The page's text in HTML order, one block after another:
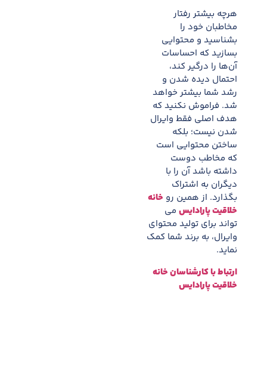
هرچه بیشتر رفتار
مخاطبان خود را
بشناسید و محتوایی
بسازید که احساسات
آن‌ها را درگیر کند،
احتمال دیده شدن و
رشد شما بیشتر خواهد
شد. فراموش نکنید که
هدف اصلی فقط وایرال
شدن نیست؛ بلکه
ساختن محتوایی است
که مخاطب دوست
داشته باشد آن را با
دیگران به اشتراک
بگذارد. از همین رو خانه
خلاقیت پارادایس می
تواند برای تولید محتوای
وایرال، به برند شما کمک
نماید.
ارتباط با کارشناسان خانه
خلاقیت پارادایس